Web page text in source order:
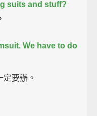
suits and stuff?
We have to do
要辦。